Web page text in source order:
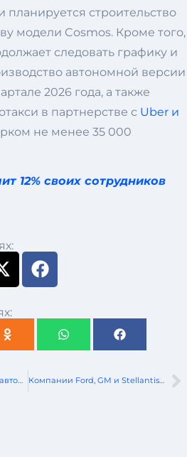
планируется строительство
модели Cosmos. Кроме того,
следовать графику и
автономной версии
2026 года, а также
в партнерстве с Uber и
не менее 35 000
12% своих сотрудников
На МКАД в ДТП попали 4 автомобиля. Пострадала пассажирка Компании Ford, GM и Stellantis должны получить возмещение в размере около 2,3 миллиарда долларов США за незаконные пошлины